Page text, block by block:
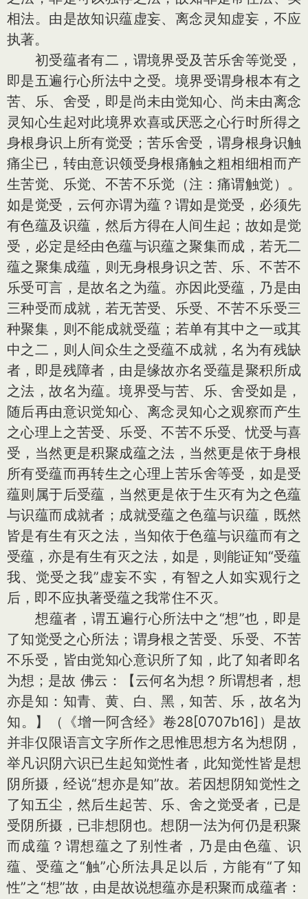
相法。由是故知识蕴虚妄、离念灵知虚妄，不应
执著。
初受蕴者有二，谓境界受及苦乐舍等觉受，
即是五遍行心所法中之受。境界受谓身根本有之
苦、乐、舍受，即是尚未由觉知心、尚未由离念
灵知心生起对此境界欢喜或厌恶之心行时所得之
身根身识上所有觉受；苦乐舍受，谓身根身识触
痛尘已，转由意识领受身根痛触之粗相细相而产
生苦觉、乐觉、不苦不乐觉（注：痛谓触觉）。
如是觉受，云何亦谓为蕴？谓如是觉受，必须先
有色蕴及识蕴，然后方得在人间生起；故如是觉
受，必定是经由色蕴与识蕴之聚集而成，若无二
蕴之聚集成蕴，则无身根身识之苦、乐、不苦不
乐受可言，是故名之为蕴。亦因此受蕴，乃是由
三种受而成就，若无苦受、乐受、不苦不乐受三
种聚集，则不能成就受蕴；若单有其中之一或其
中之二，则人间众生之受蕴不成就，名为有残缺
者，即是残障者，由是缘故亦名受蕴是聚积所成
之法，故名为蕴。境界受与苦、乐、舍受如是，
随后再由意识觉知心、离念灵知心之观察而产生
之心理上之苦受、乐受、不苦不乐受、忧受与喜
受，当然更是积聚成蕴之法，当然更是依于身根
所有受蕴而再转生之心理上苦乐舍等受，如是受
蕴则属于后受蕴，当然更是依于生灭有为之色蕴
与识蕴而成就者；成就受蕴之色蕴与识蕴，既然
皆是有生有灭之法，当知依于色蕴与识蕴而有之
受蕴，亦是有生有灭之法，如是，则能证知“受蕴
我、觉受之我”虚妄不实，有智之人如实观行之
后，即不应执著受蕴之我常住不灭。
想蕴者，谓五遍行心所法中之“想”也，即是
了知觉受之心所法；谓身根之苦受、乐受、不苦
不乐受，皆由觉知心意识所了知，此了知者即名
为想；是故 佛云：【云何名为想？所谓想者，想
亦是知：知青、黄、白、黑，知苦、乐，故名为
知。】（《增一阿含经》卷28[0707b16]）是故
并非仅限语言文字所作之思惟思想方名为想阴，
举凡识阴六识已生起知觉性者，此知觉性皆是想
阴所摄，经说“想亦是知”故。若因想阴知觉性之
了知五尘，然后生起苦、乐、舍之觉受者，已是
受阴所摄，已非想阴也。想阴一法为何仍是积聚
而成蕴？谓想蕴之了别性者，乃是由色蕴、识
蕴、受蕴之“触”心所法具足以后，方能有“了知
性”之“想”故，由是故说想蕴亦是积聚而成蕴者：